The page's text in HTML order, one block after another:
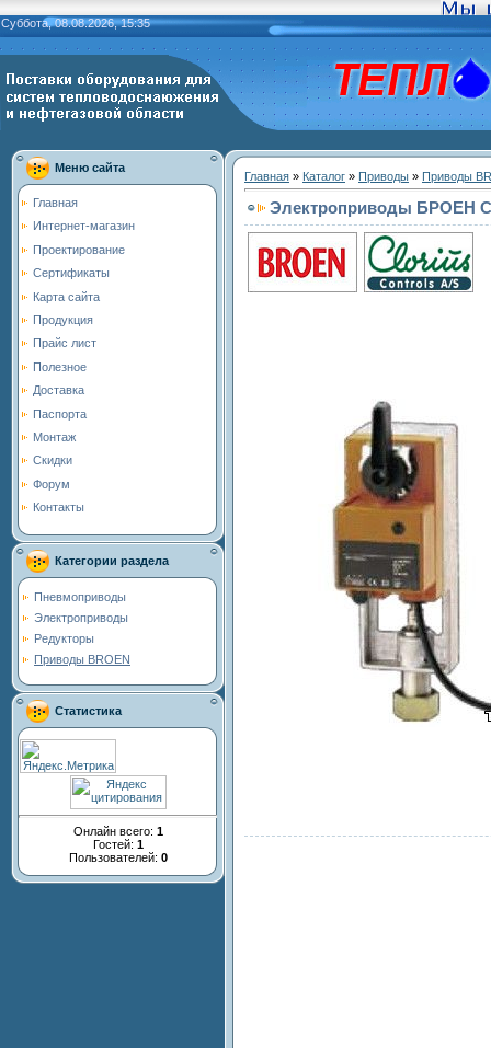
Суббота, 08.08.2026, 15:35
Меню сайта
Главная
Интернет-магазин
Проектирование
Сертификаты
Карта сайта
Продукция
Прайс лист
Полезное
Доставка
Паспорта
Монтаж
Скидки
Форум
Контакты
Категории раздела
Пневмоприводы
Электроприводы
Редукторы
Приводы BROEN
Статистика
Онлайн всего: 1
Гостей: 1
Пользователей: 0
Главная » Каталог » Приводы » Приводы
Электроприводы БРОЕН